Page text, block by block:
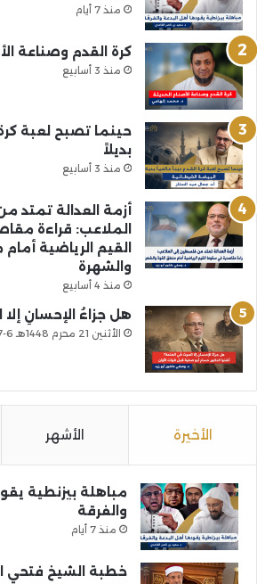
منذ 7 أيام
كرة القدم وصناعة
منذ 3 أسابيع
حينما تصبح لعبة كرة
بديلاً
منذ 3 أسابيع
أزمة العدالة تمتد
الملاعب: قراءة
القيم الرياضية
والشهرة
منذ 4 أسابيع
هل جزاءُ الإحسانِ
الأثنين 21 محرم 1448هـ 6-7-2026م
الأخيرة الأشهر
مباهلة بيزنطية
والفرقة
منذ 7 أيام
خطبة الشيخ فتحي